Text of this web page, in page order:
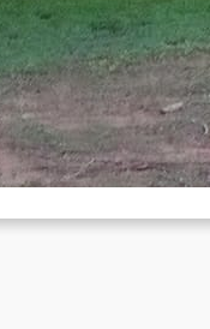
Cachoeirinha
Nov 22, 2017
In the night between the
were drawn together